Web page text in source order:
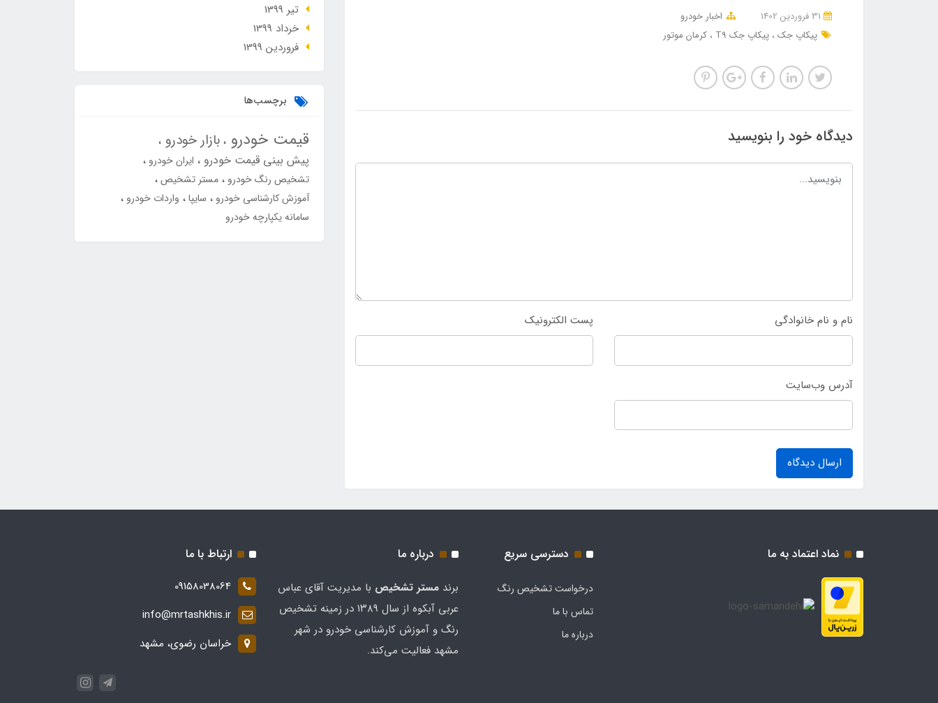
اخبار خودرو
پیکاپ جک پیکاپ جک T9 کرمان موتور
دیدگاه خود را بنویسید
نام و نام خانوادگی پست الکترونیک
آدرس وب‌سایت
ارسال دیدگاه
تير 1399
خرداد 1399
فروردین 1399
برچسب‌ها
قیمت خودرو بازار خودرو
پیش بینی قیمت خودرو ایران خودرو
تشخیص رنگ خودرو مستر تشخیص
آموزش کارشناسی خودرو سایپا واردات خودرو
سامانه یکپارچه خودرو
نماد اعتماد به ما دسترسی سریع
درخواست تشخیص رنگ
تماس با ما
درباره ما
درباره ما
برند مستر تشخيص با مدیریت آقای عباس
عربی آبکوه از سال ۱۳۸۹ در زمینه تشخیص
رنگ و آموزش کارشناسی خودرو در شهر
مشهد فعالیت می‌کند.
ارتباط با ما
09158038064
info@mrtashkhis.ir
خراسان رضوی، مشهد